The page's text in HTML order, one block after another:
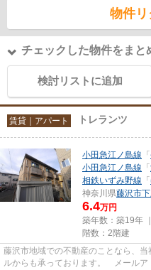
物件リ
チェックした物件をまと
検討リストに追加
賃貸｜アパート トレランツ
小田急江ノ島線 「
小田急江ノ島線 「
相鉄いずみ野線 「
神奈川県藤沢市
6.4万円
築年数：築19年
階数：2階建
藤沢市地域での不動産のことなら、
ルからも承っております。 メールア